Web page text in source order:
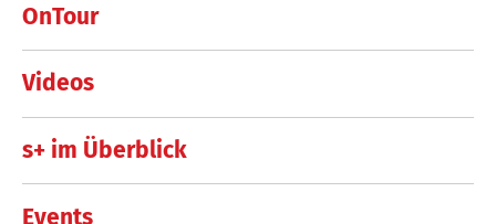
OnTour
Videos
s+ im Überblick
Events